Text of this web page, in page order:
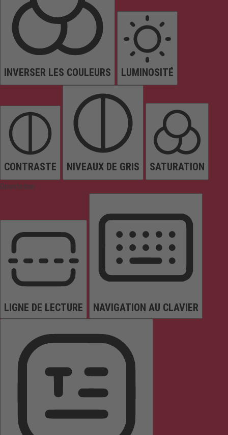
INVERSER LES COULEURS LUMINOSITÉ
CONTRASTE NIVEAUX DE GRIS SATURATION
Orientation
LIGNE DE LECTURE NAVIGATION AU CLAVIER